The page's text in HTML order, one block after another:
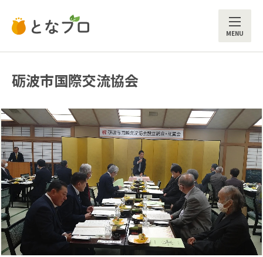
砺波市国際交流協会